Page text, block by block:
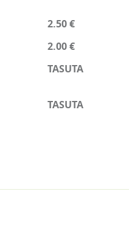
2.50 €
2.00 €
TASUTA
TASUTA